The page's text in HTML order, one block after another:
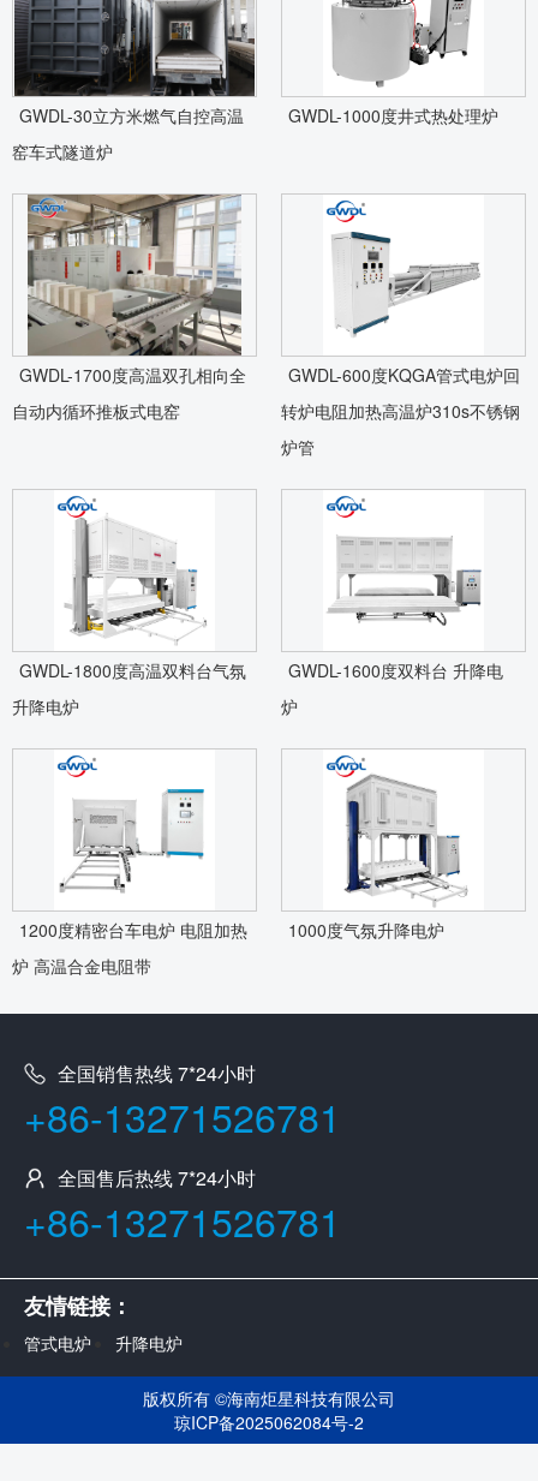
GWDL-30立方米燃气自控高温
窑车式隧道炉
GWDL-1000度井式热处理炉
GWDL-1700度高温双孔相向全
自动内循环推板式电窑
GWDL-600度KQGA管式电炉回
转炉电阻加热高温炉310s不锈钢
炉管
GWDL-1800度高温双料台气氛
升降电炉
GWDL-1600度双料台 升降电
炉
1200度精密台车电炉 电阻加热
炉 高温合金电阻带
1000度气氛升降电炉
全国销售热线 7*24小时
+86-13271526781
全国售后热线 7*24小时
+86-13271526781
友情链接：
管式电炉 升降电炉
版权所有 ©海南炬星科技有限公司
琼ICP备2025062084号-2